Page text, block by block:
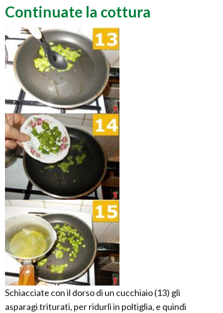
Continuate la cottura
Schiacciate con il dorso di un cucchiaio (13) gli
asparagi triturati, per ridurli in poltiglia, e quindi